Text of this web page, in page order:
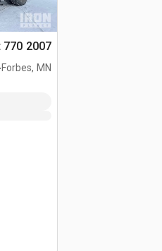
2007 Cat 770 شاحنة صخور
Forbes, MN